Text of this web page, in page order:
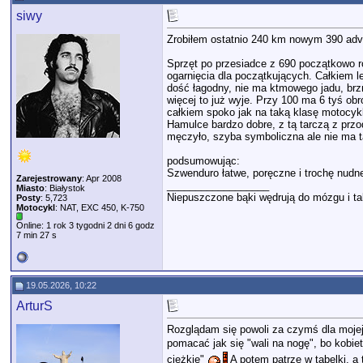
siwy
Zarejestrowany: Apr 2008
Miasto: Białystok
Posty: 5,723
Motocykl: NAT, EXC 450, K-750
Online: 1 rok 3 tygodni 2 dni 6 godz
7 min 27 s
Zrobiłem ostatnio 240 km nowym 390
Sprzęt po przesiadce z 690 początkowo
ogarnięcia dla początkujących. Całkiem
dość łagodny, nie ma ktmowego jadu,
więcej to już wyje. Przy 100 ma 6 tyś
całkiem spoko jak na taką klasę
Hamulce bardzo dobre, z tą tarczą z
męczyło, szyba symboliczna ale nie ma
podsumowując:
Szwenduro łatwe, poręczne i trochę
Niepuszczone bąki wędrują do mózgu i
19.05.2026, 10:22
ArturS
Rozglądam się powoli za czymś dla
pomacać jak się "wali na nogę", bo
ciężkie"
A potem patrzę w tabelki,